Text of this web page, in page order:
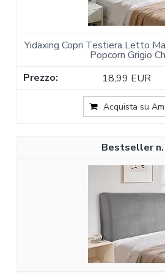
Yidaxing Copri Testiera Letto
Popcorn Grigio
18,99 EUR
Acquista su